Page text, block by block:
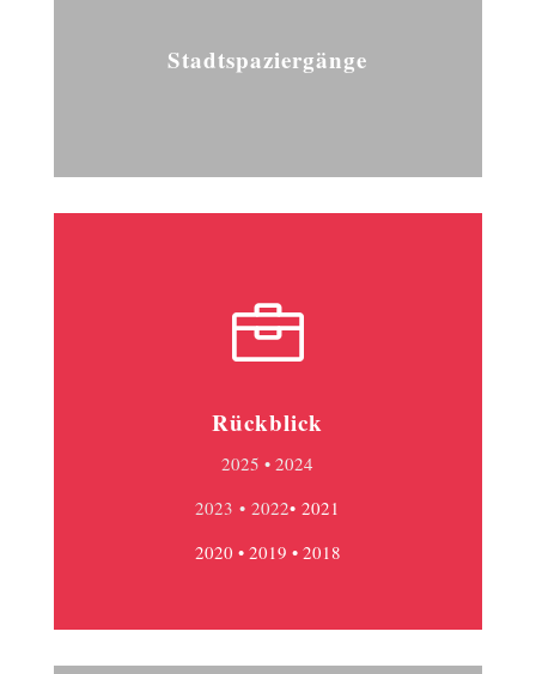
Stadtspaziergänge

Rückblick
2025 • 2024
2023 • 2022•2021
2020 • 2019 • 2018